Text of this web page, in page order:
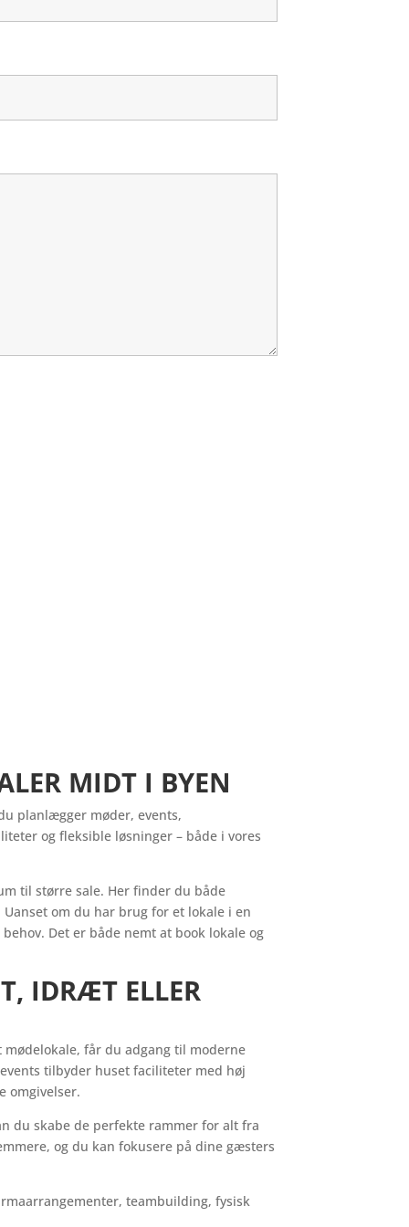
MIDT I BYEN
planlægger møder, events,
og fleksible løsninger – både i vores
til større sale. Her finder du både
om du har brug for et lokale i en
Det er både nemt at book lokale og
IDRÆT ELLER
får du adgang til moderne
tilbyder huset faciliteter med høj
omgivelser.
du skabe de perfekte rammer for alt fra
og du kan fokusere på dine gæsters
teambuilding, fysisk